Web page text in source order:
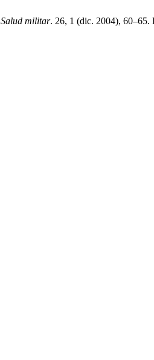
Salud militar. 26, 1 (dic. 2004),